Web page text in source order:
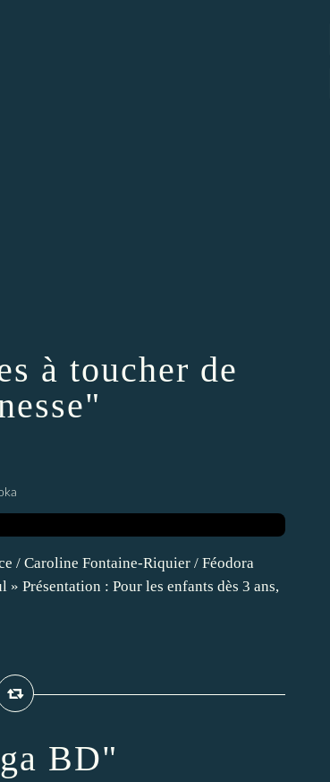
à toucher de
/ Caroline Fontaine-Riquier / Féodora
Présentation : Pour les enfants dès 3 ans,
BD"